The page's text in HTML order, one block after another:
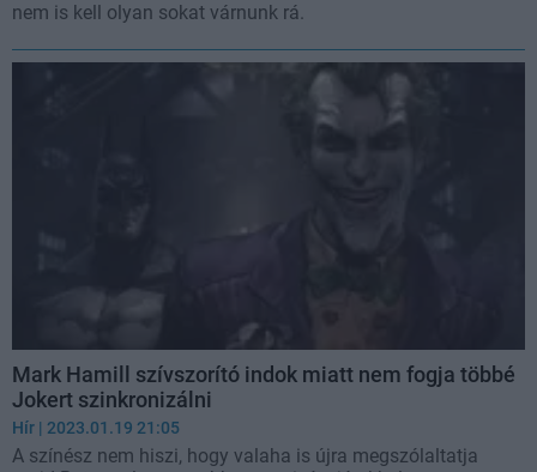
nem is kell olyan sokat várnunk rá.
Mark Hamill szívszorító indok miatt nem fogja többé
Jokert szinkronizálni
Hír | 2023.01.19 21:05
A színész nem hiszi, hogy valaha is újra megszólaltatja